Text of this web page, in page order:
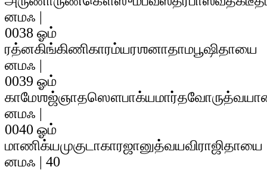
னமஃ |
0038 ஓம்
ரத்னகிங்கிணிகாரம்யரஶனாதாமபூஷிதாயை
னமஃ |
0039 ஓம்
னமஃ |
0040 ஓம்
மாணிக்யமுகுடாகாரஜானுத்வயவிராஜிதாயை
னமஃ | 40